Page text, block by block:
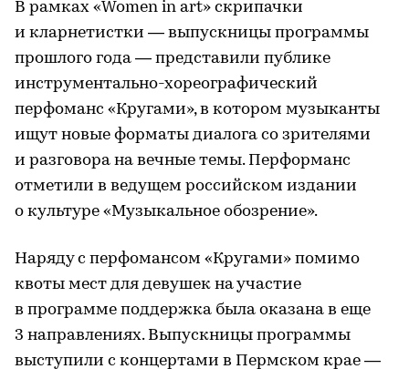
В рамках «Women in art» скрипачки
и кларнетистки — выпускницы программы
прошлого года — представили публике
инструментально-хореографический
перфоманс «Кругами», в котором музыканты
ищут новые форматы диалога со зрителями
и разговора на вечные темы. Перформанс
отметили в ведущем российском издании
о культуре «Музыкальное обозрение».
Наряду с перфомансом «Кругами» помимо
квоты мест для девушек на участие
в программе поддержка была оказана в еще
3 направлениях. Выпускницы программы
выступили с концертами в Пермском крае —